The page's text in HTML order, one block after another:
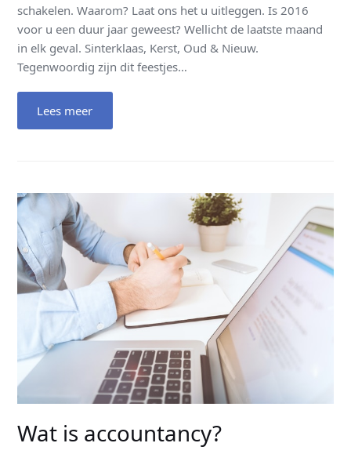
schakelen. Waarom? Laat ons het u uitleggen. Is 2016
voor u een duur jaar geweest? Wellicht de laatste maand
in elk geval. Sinterklaas, Kerst, Oud & Nieuw.
Tegenwoordig zijn dit feestjes…
Lees meer
Wat is accountancy?